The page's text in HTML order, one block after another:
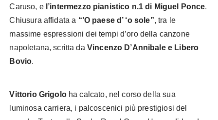
Caruso, e l’intermezzo pianistico n.1 di Miguel Ponce.
Chiusura affidata a “’O paese d’ ‘o sole”, tra le
massime espressioni dei tempi d’oro della canzone
napoletana, scritta da Vincenzo D’Annibale e Libero
Bovio.
Vittorio Grigoloha calcato, nel corso della sua
luminosa carriera, i palcoscenici più prestigiosi del